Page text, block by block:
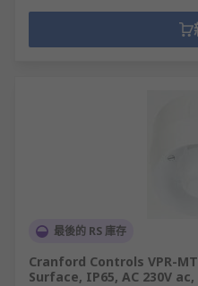
最後的 RS 庫存
Cranford Controls VPR-
Surface, IP65, AC 230V